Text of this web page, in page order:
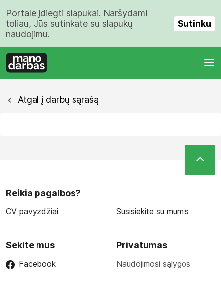
Portale įdiegti slapukai. Naršydami
toliau, Jūs sutinkate su slapukų
naudojimu.
Sutinku
Atgal į darbų sąrašą
Reikia pagalbos?
CV pavyzdžiai Susisiekite su mumis
Sekite mus
Facebook
Privatumas
Naudojimosi sąlygos